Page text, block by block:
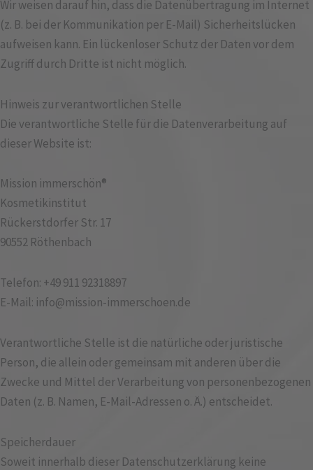
Wir weisen darauf hin, dass die Datenübertragung im Internet
(z. B. bei der Kommunikation per E-Mail) Sicherheitslücken
aufweisen kann. Ein lückenloser Schutz der Daten vor dem
Zugriff durch Dritte ist nicht möglich.
Hinweis zur verantwortlichen Stelle
Die verantwortliche Stelle für die Datenverarbeitung auf
dieser Website ist:
Mission immerschön®
Kosmetikinstitut
Rückerstdorfer Str. 17
90552 Röthenbach
Telefon: +49 911 92318897
E-Mail: info@mission-immerschoen.de
Verantwortliche Stelle ist die natürliche oder juristische
Person, die allein oder gemeinsam mit anderen über die
Zwecke und Mittel der Verarbeitung von personenbezogenen
Daten (z. B. Namen, E-Mail-Adressen o. Ä.) entscheidet.
Speicherdauer
Soweit innerhalb dieser Datenschutzerklärung keine